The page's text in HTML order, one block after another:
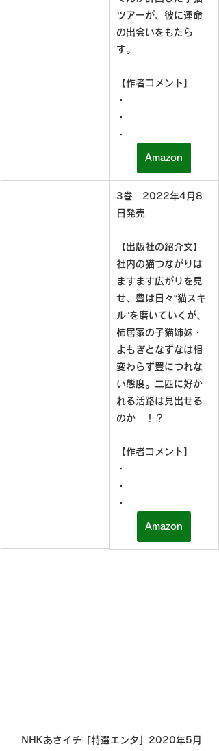
ツアーが、彼に運命
の出会いをもたら
す。
【作者コメント】
・
・
・
Amazon
3巻　2022年4月8
日発売
【出版社の紹介文】
社内の猫つながりは
ますます広がりを見
せ、豊は日々“猫スキ
ル”を磨いていくが、
柿居家の子猫姉妹・
よもぎとなずなは相
変わらず豊につれな
い態度。二匹に好か
れる活路は見出せる
のか…！？
【作者コメント】
・
・
・
Amazon